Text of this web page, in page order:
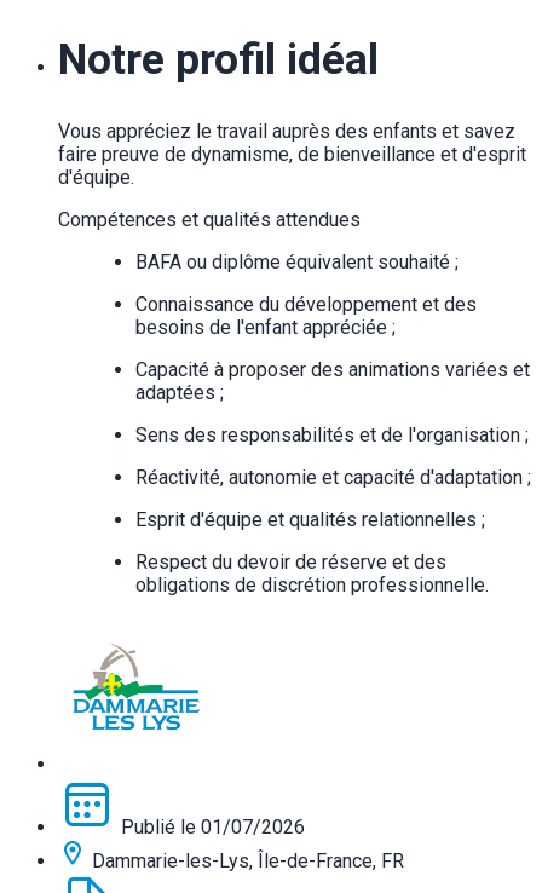
Notre profil idéal
Vous appréciez le travail auprès des enfants et savez
faire preuve de dynamisme, de bienveillance et d'esprit
d'équipe.
Compétences et qualités attendues
BAFA ou diplôme équivalent souhaité ;
Connaissance du développement et des
besoins de l'enfant appréciée ;
Capacité à proposer des animations variées et
adaptées ;
Sens des responsabilités et de l'organisation ;
Réactivité, autonomie et capacité d'adaptation ;
Esprit d'équipe et qualités relationnelles ;
Respect du devoir de réserve et des
obligations de discrétion professionnelle.
Publié le 01/07/2026
Dammarie-les-Lys, Île-de-France, FR